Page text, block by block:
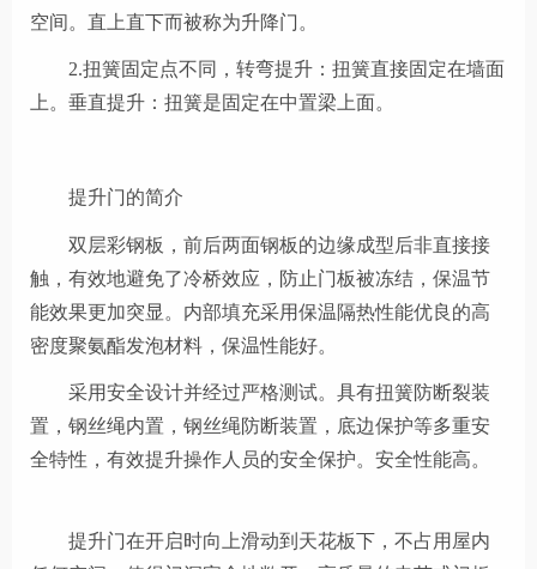
空间。直上直下而被称为升降门。
2.扭簧固定点不同，转弯提升：扭簧直接固定在墙面
上。垂直提升：扭簧是固定在中置梁上面。
提升门的简介
双层彩钢板，前后两面钢板的边缘成型后非直接接
触，有效地避免了冷桥效应，防止门板被冻结，保温节
能效果更加突显。内部填充采用保温隔热性能优良的高
密度聚氨酯发泡材料 ， 保温性能好。
采用安全设计并经过严格测试。具有扭簧防断裂装
置，钢丝绳内置，钢丝绳防断装置，底边保护等多重安
全特性，有效提升操作人员的安全保护。安全性能高。
提升门在开启时向上滑动到天花板下，不占用屋内